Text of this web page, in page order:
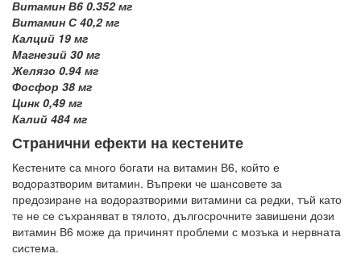
Витамин В6 0.352 мг
Витамин С 40,2 мг
Калций 19 мг
Магнезий 30 мг
Желязо 0.94 мг
Фосфор 38 мг
Цинк 0,49 мг
Калий 484 мг
Странични ефекти на кестените
Кестените са много богати на витамин В6, който е
водоразтворим витамин. Въпреки че шансовете за
предозиране на водоразтворими витамини са редки, тъй като
те не се съхраняват в тялото, дългосрочните завишени дози
витамин В6 може да причинят проблеми с мозъка и нервната
система.